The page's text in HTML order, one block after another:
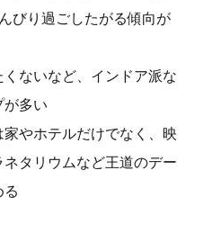
びり過ごしたがる傾向が
ないなど、インドア派な
が多い
やホテルだけでなく、映
タリウムなど王道のデー
る